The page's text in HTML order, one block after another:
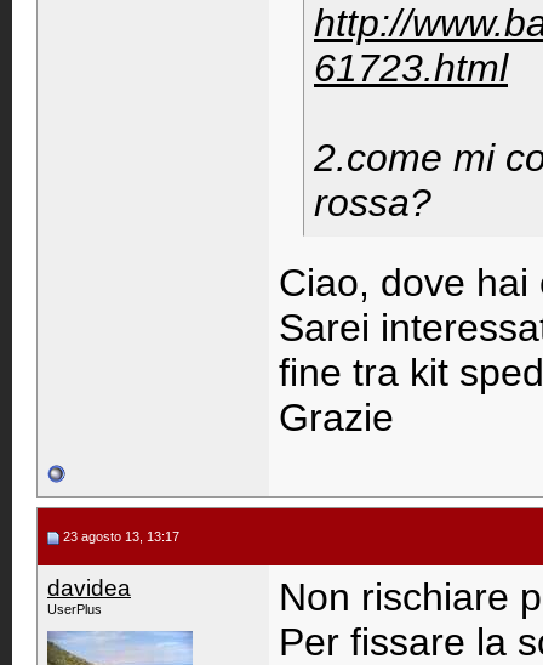
http://
61723.html
2.come mi
rossa?
Ciao, dove
Sarei
fine tra kit
Grazie
23 agosto 13, 13:17
davidea
UserPlus
Non rischiare
Per fissare la